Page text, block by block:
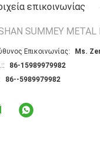
επικοινωνίας
SUMMEY METAL
Επικοινωνίας:
Ms.
86-15989979982
86--5989979982